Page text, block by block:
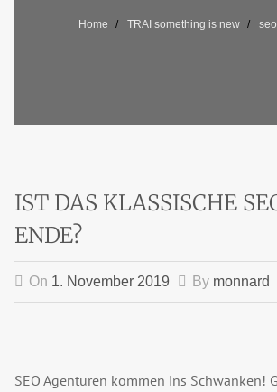
Home TRAI something is new
IST DAS KLASSISCHE
ENDE?
On 1. November 2019 By monnard
SEO Agenturen kommen ins Schwanken!